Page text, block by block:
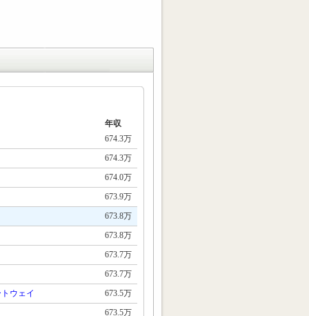
年収
674.3万
674.3万
674.0万
673.9万
673.8万
673.8万
673.7万
673.7万
ウェイ
673.5万
673.5万